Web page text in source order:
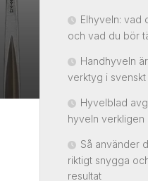
Elhyveln: vad
och vad du bör
Handhyveln
verktyg i
Hyvelblad
hyveln verkligen
Så använder
riktigt snygga
resultat